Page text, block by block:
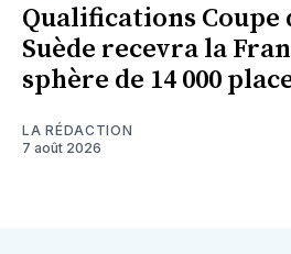
Qualifications Coupe
Suède recevra la
sphère de 14 000
LA RÉDACTION
7 août 2026